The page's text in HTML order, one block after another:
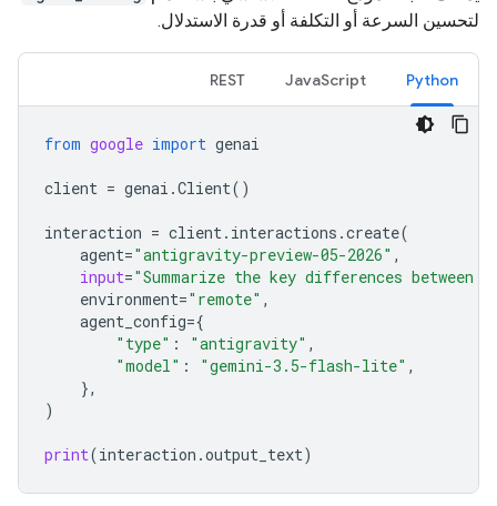
لتحسين السرعة أو التكلفة أو قدرة الاستدلال.
Python
JavaScript
REST
from google import genai
client = genai .Client()
interaction = client. interactions .create(
agent="antigravity-preview-05-2026" ,
input="Summarize the key differences
environment="remote" ,
agent_config={
"type" : "antigravity" ,
"model" : "gemini-3.5-flash-lite" ,
},
)
print(interaction .output_text)